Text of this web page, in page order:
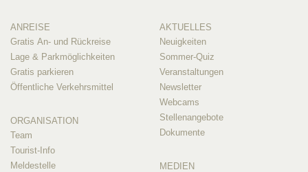
ANREISE
Gratis An- und Rückreise
Lage & Parkmöglichkeiten
Gratis parkieren
Öffentliche Verkehrsmittel
ORGANISATION
Team
Tourist-Info
Meldestelle
AKTUELLES
Neuigkeiten
Sommer-Quiz
Veranstaltungen
Newsletter
Webcams
Stellenangebote
Dokumente
MEDIEN